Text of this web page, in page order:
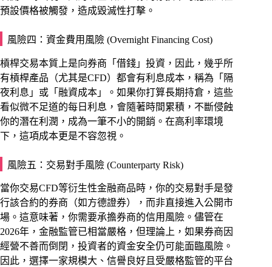
預設價格被觸發，造成毀滅性打擊。
風險四：資金費用風險 (Overnight Financing Cost)
槓桿交易本質上是向券商「借錢」投資，因此，幾乎所
有槓桿產品（尤其是CFD）都會有利息成本，稱為「隔
夜利息」或「融資成本」。如果你打算長期持倉，這些
看似微不足道的每日利息，會隨著時間累積，不斷侵蝕
你的潛在利潤，成為一筆不小的開銷。在高利率環境
下，這項成本更是不容忽視。
風險五：交易對手風險 (Counterparty Risk)
當你交易CFD等衍生性金融商品時，你的交易對手是發
行該合約的券商（如方德證券），而非直接進入公開市
場。這意味著，你需要承擔券商的信用風險。儘管在
2026年，金融監管已相當嚴格，但理論上，如果券商因
經營不善而倒閉，投資者的資金安全仍可能面臨風險。
因此，選擇一家規模大、信譽良好且受嚴格監管的平台